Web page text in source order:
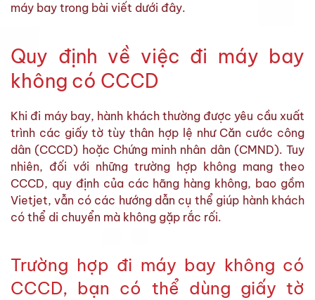
máy bay trong bài viết dưới đây.
Quy định về việc đi máy bay
không có CCCD
Khi đi máy bay, hành khách thường được yêu cầu xuất
trình các giấy tờ tùy thân hợp lệ như Căn cước công
dân (CCCD) hoặc Chứng minh nhân dân (CMND). Tuy
nhiên, đối với những trường hợp không mang theo
CCCD, quy định của các hãng hàng không, bao gồm
Vietjet, vẫn có các hướng dẫn cụ thể giúp hành khách
có thể di chuyển mà không gặp rắc rối.
Trường hợp đi máy bay không có
CCCD, bạn có thể dùng giấy tờ